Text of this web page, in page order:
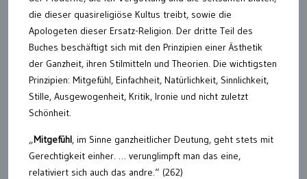
die dieser quasireligiöse Kultus treibt, sowie die
Apologeten dieser Ersatz-Religion. Der dritte Teil des
Buches beschäftigt sich mit den Prinzipien einer Ästhetik
der Ganzheit, ihren Stilmitteln und Theorien. Die wichtigsten
Prinzipien: Mitgefühl, Einfachheit, Natürlichkeit, Sinnlichkeit,
Stille, Ausgewogenheit, Kritik, Ironie und nicht zuletzt
Schönheit.
„Mitgefühl, im Sinne ganzheitlicher Deutung, geht stets mit
Gerechtigkeit einher. … verunglimpft man das eine,
relativiert sich auch das andre.“ (262)